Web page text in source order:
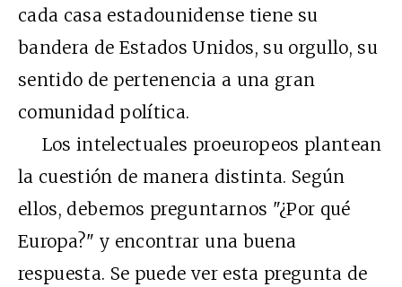
cada casa estadounidense tiene su
bandera de Estados Unidos, su orgullo, su
sentido de pertenencia a una gran
comunidad política.
Los intelectuales proeuropeos plantean
la cuestión de manera distinta. Según
ellos, debemos preguntarnos "¿Por qué
Europa?" y encontrar una buena
respuesta. Se puede ver esta pregunta de